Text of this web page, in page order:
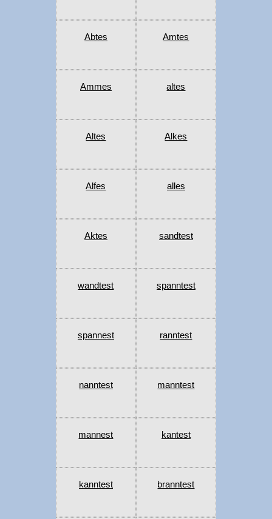
Abtes Amtes
Ammes altes
Altes Alkes
Alfes alles
Aktes sandtest
wandtest spanntest
spannest ranntest
nanntest manntest
mannest kantest
kanntest branntest